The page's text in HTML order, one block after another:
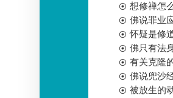
想修禅怎
佛说罪业
怀疑是修
佛只有法
有关克隆
佛说兜沙
被放生的